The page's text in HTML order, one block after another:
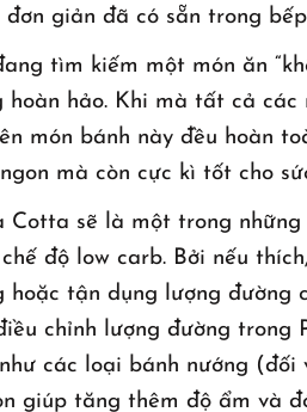
đơn giản đã có sẵn trong
tìm kiếm một món ăn
hoàn hảo. Khi mà tất cả
món bánh này đều hoàn
mà còn cực kì tốt cho
Cotta sẽ là một trong
độ low carb. Bởi nếu
hoặc tận dụng lượng đường
chỉnh lượng đường trong
các loại bánh nướng
giúp tăng thêm độ ẩm và